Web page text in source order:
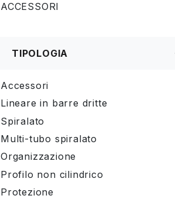
ACCESSORI
TIPOLOGIA
Accessori
Lineare in barre dritte
Spiralato
Multi-tubo spiralato
Organizzazione
Profilo non cilindrico
Protezione